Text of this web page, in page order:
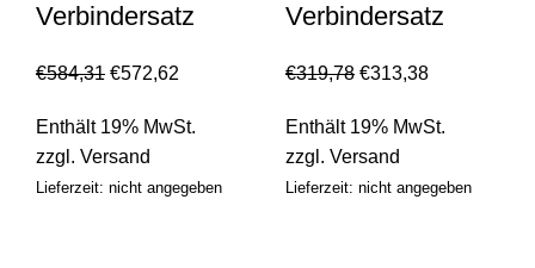
Verbindersatz
€584,31 €572,62
Enthält 19% MwSt.
zzgl. Versand
Lieferzeit: nicht angegeben
Verbindersatz
€319,78 €313,38
Enthält 19% MwSt.
zzgl. Versand
Lieferzeit: nicht angegeben